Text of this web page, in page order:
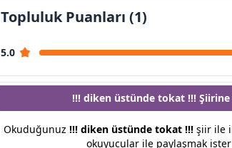
Topluluk Puanları (1)
5.0
!!! diken üstünde tokat !!! Şiirine
Okuduğunuz !!! diken üstünde tokat !!! şiir ile
okuyucular ile paylaşmak